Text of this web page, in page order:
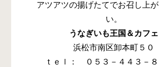
アツアツの揚げたてでお召し上
い。
うなぎいも王国＆カフェ
浜松市南区卸本町５０
ｔｅｌ： ０５３－４４３－８